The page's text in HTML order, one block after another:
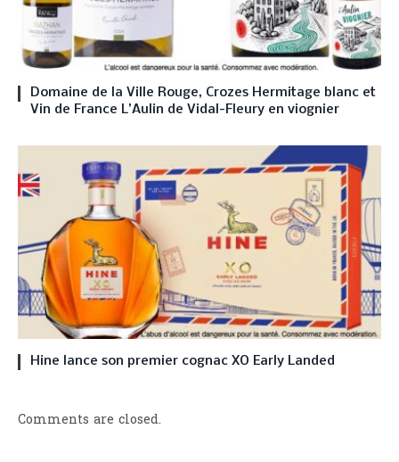
Domaine de la Ville Rouge, Crozes Hermitage blanc et
Vin de France L’Aulin de Vidal-Fleury en viognier
Hine lance son premier cognac XO Early Landed
Comments are closed.